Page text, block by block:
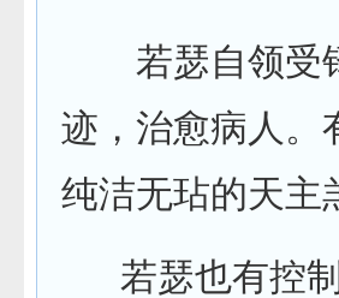
若瑟自领受铎
迹，治愈病人。
纯洁无玷的天主
若瑟也有控制